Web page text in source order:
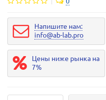
Напишите нам:
info@ab-lab.pro
Цены ниже рынка на
7%